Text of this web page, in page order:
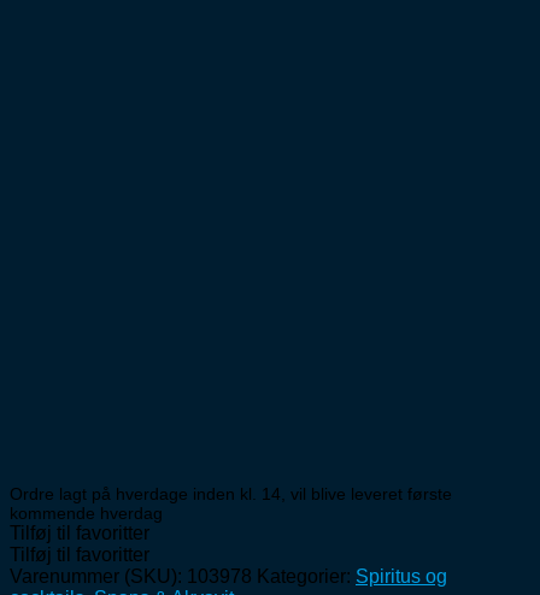
Ordre lagt på hverdage inden kl. 14, vil blive leveret første
kommende hverdag
Tilføj til favoritter
Tilføj til favoritter
Varenummer (SKU): 103978 Kategorier: Spiritus og